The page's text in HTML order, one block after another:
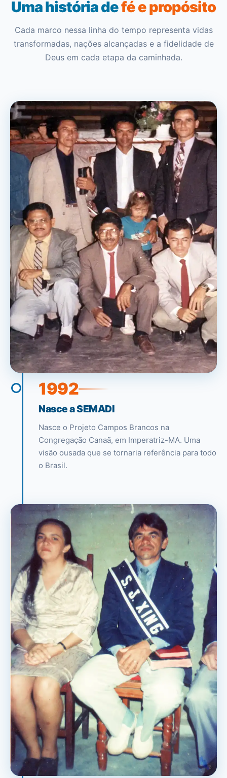
Uma história defé e propósito
Cada marco nessa linha do tempo representa vidas
transformadas, nações alcançadas e a fidelidade de
Deus em cada etapa da caminhada.
1992
Nasce a SEMADI
Nasce o Projeto Campos Brancos na
Congregação Canaã, em Imperatriz-MA. Uma
visão ousada que se tornaria referência para todo
o Brasil.